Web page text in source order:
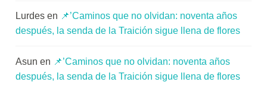
Lurdes en 📌’Caminos que no olvidan: noventa años
después, la senda de la Traición sigue llena de flores
Asun en 📌’Caminos que no olvidan: noventa años
después, la senda de la Traición sigue llena de flores